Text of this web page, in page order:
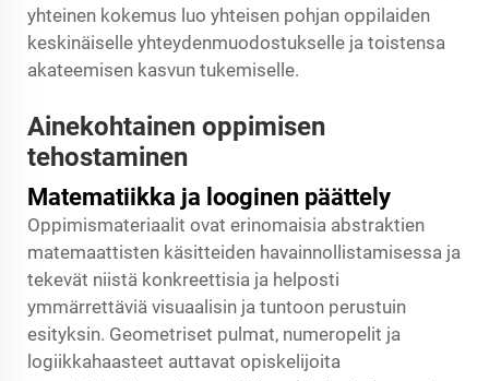
yhteinen kokemus luo yhteisen pohjan oppilaiden
keskinäiselle yhteydenmuodostukselle ja toistensa
akateemisen kasvun tukemiselle.
Ainekohtainen oppimisen
tehostaminen
Matematiikka ja looginen päättely
Oppimismateriaalit ovat erinomaisia abstraktien
matemaattisten käsitteiden havainnollistamisessa ja
tekevät niistä konkreettisia ja helposti
ymmärrettäviä visuaalisin ja tuntoon perustuin
esityksin. Geometriset pulmat, numeropelit ja
logiikkahaasteet auttavat opiskelijoita